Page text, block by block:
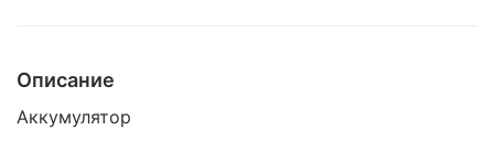
Описание
Аккумулятор